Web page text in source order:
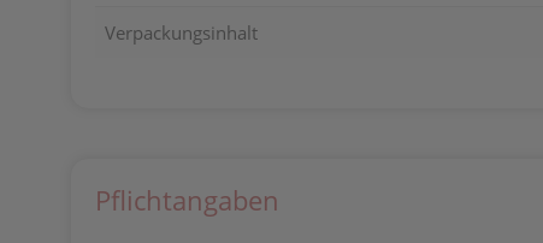
Verpackungsinhalt
Pflichtangaben